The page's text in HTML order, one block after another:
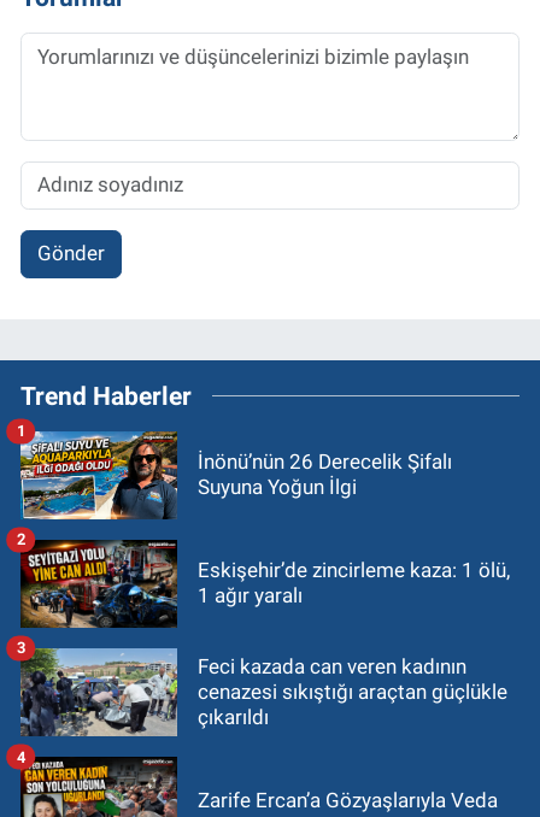
Gönder
Trend Haberler
İnönü’nün 26 Derecelik Şifalı
Suyuna Yoğun İlgi
1
Eskişehir’de zincirleme kaza: 1 ölü,
1 ağır yaralı
2
Feci kazada can veren kadının
cenazesi sıkıştığı araçtan güçlükle
çıkarıldı
3
Zarife Ercan’a Gözyaşlarıyla Veda
4